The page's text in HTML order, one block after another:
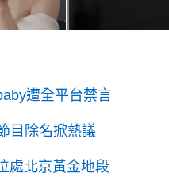
遭全平台禁言
目除名掀熱議
處北京黃金地段